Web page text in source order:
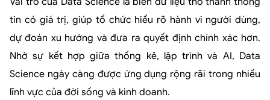
tin có giá trị, giúp tổ chức hiểu rõ hành vi người dùng,
dự đoán xu hướng và đưa ra quyết định chính xác hơn.
Nhờ sự kết hợp giữa thống kê, lập trình và AI, Data
Science ngày càng được ứng dụng rộng rãi trong nhiều
lĩnh vực của đời sống và kinh doanh.